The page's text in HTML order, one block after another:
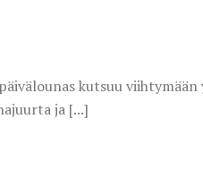
kutsuu viihtymään
ja [...]